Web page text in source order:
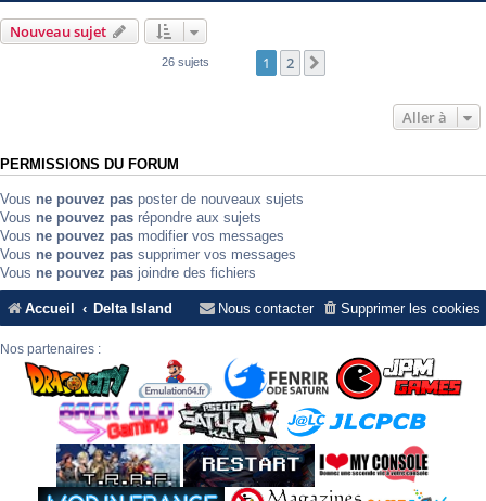
Nouveau sujet
26 sujets 1 2
Aller à
PERMISSIONS DU FORUM
Vous ne pouvez pas poster de nouveaux sujets
Vous ne pouvez pas répondre aux sujets
Vous ne pouvez pas modifier vos messages
Vous ne pouvez pas supprimer vos messages
Vous ne pouvez pas joindre des fichiers
Accueil Delta Island Supprimer les cookies
Nous contacter
Nos partenaires :